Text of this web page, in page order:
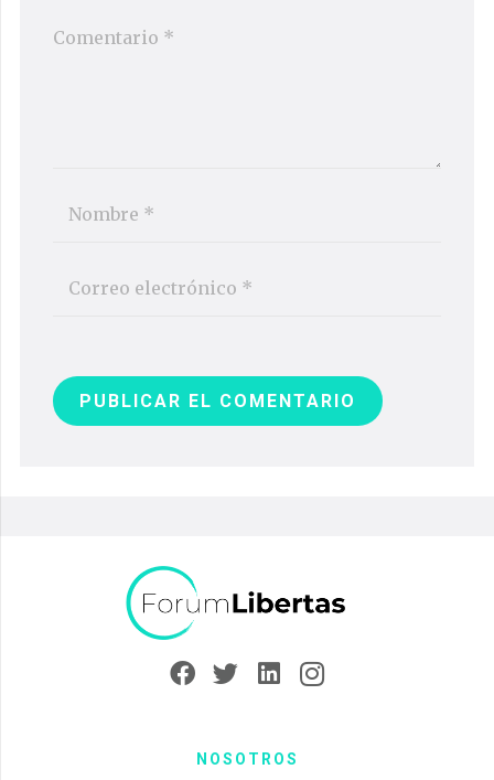
PUBLICAR EL COMENTARIO
NOSOTROS